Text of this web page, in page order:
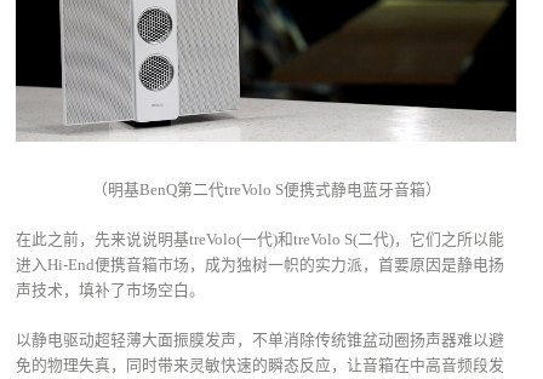
（明基BenQ第二代treVolo S便携式静电蓝牙音箱）
在此之前，先来说说明基treVolo(一代)和treVolo S(二代)，它们之所以能
进入Hi-End便携音箱市场，成为独树一帜的实力派，首要原因是静电扬
声技术，填补了市场空白。
以静电驱动超轻薄大面振膜发声，不单消除传统锥盆动圈扬声器难以避
免的物理失真，同时带来灵敏快速的瞬态反应，让音箱在中高音频段发